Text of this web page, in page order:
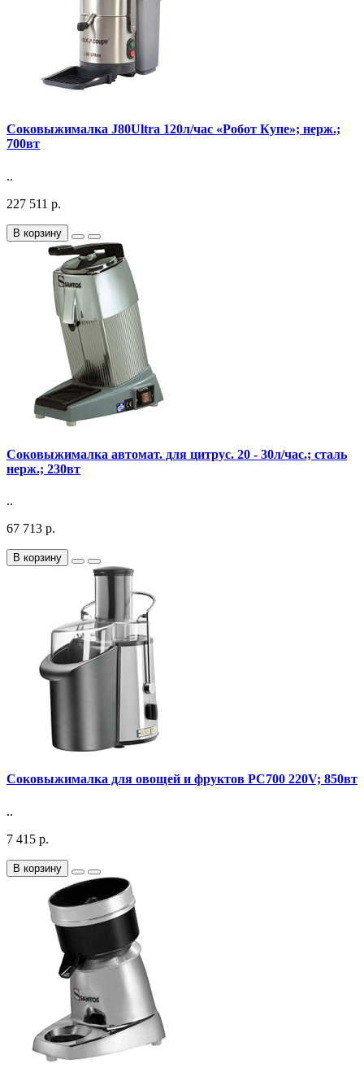
Соковыжималка J80Ultra 120л/час «Робот Купе»; нерж.;
700вт
..
227 511 р.
В корзину
Соковыжималка автомат. для цитрус. 20 - 30л/час.; сталь
нерж.; 230вт
..
67 713 р.
В корзину
Соковыжималка для овощей и фруктов PC700 220V; 850вт
..
7 415 р.
В корзину